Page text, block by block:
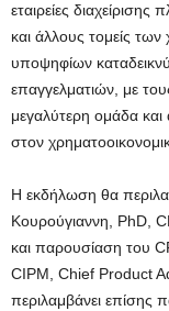
εταιρείες διαχείρισης
και άλλους τομείς
υποψηφίων
επαγγελματιών, με
μεγαλύτερη ομάδα
στον
Η εκδήλωση θα
Κουρούγιαννη, PhD,
και παρουσίαση του
CIPM, Chief Product
περιλαμβάνει επίσης